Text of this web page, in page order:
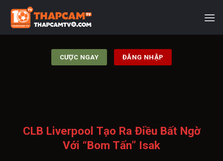
CƯỢC NGAY ĐĂNG NHẬP
CLB Liverpool Tạo Ra Điều Bất Ngờ
Với “Bom Tấn” Isak